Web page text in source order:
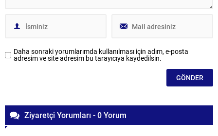
Daha sonraki yorumlarımda kullanılması için adım, e-posta
adresim ve site adresim bu tarayıcıya kaydedilsin.
Ziyaretçi Yorumları - 0 Yorum